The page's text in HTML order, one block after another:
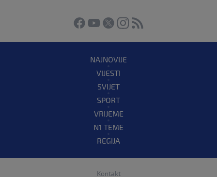
NAJNOVIJE
VIJESTI
SVIJET
SPORT
VRIJEME
N1 TEME
REGIJA
Kontakt